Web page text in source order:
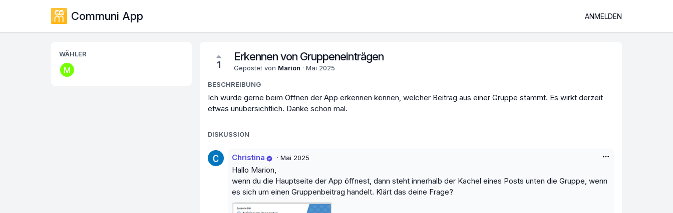
Communi App ANMELDEN
1
Erkennen von Gruppeneinträgen
Gepostet von Marion · Mai 2025
BESCHREIBUNG
Ich würde gerne beim Öffnen der App erkennen können, welcher Beitrag aus einer Gruppe stammt. Es wirkt derzeit
etwas unübersichtlich. Danke schon mal.
DISKUSSION
Christina · Mai 2025
Hallo Marion,
wenn du die Hauptseite der App öffnest, dann steht innerhalb der Kachel eines Posts unten die Gruppe, wenn
es sich um einen Gruppenbeitrag handelt. Klärt das deine Frage?
WÄHLER